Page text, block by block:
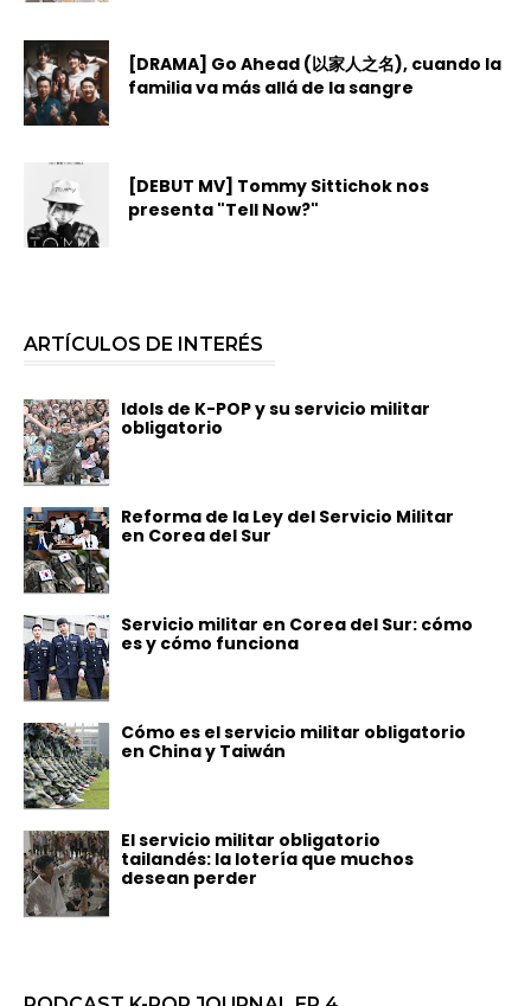
[DRAMA] Go Ahead (以家人之名), cuando la
familia va más allá de la sangre
[DEBUT MV] Tommy Sittichok nos
presenta "Tell Now?"
ARTÍCULOS DE INTERÉS
Idols de K-POP y su servicio militar
obligatorio
Reforma de la Ley del Servicio Militar
en Corea del Sur
Servicio militar en Corea del Sur: cómo
es y cómo funciona
Cómo es el servicio militar obligatorio
en China y Taiwán
El servicio militar obligatorio
tailandés: la lotería que muchos
desean perder